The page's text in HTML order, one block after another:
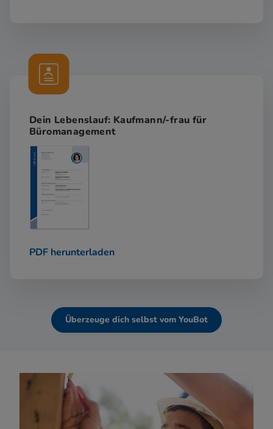
Dein Lebenslauf: Kaufmann/-frau für
Büromanagement
PDF herunterladen
Überzeuge dich selbst vom YouBot